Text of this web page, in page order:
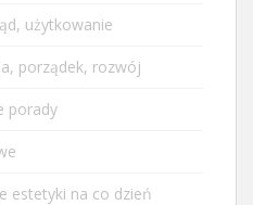
użytkowanie
porządek, rozwój
porady
estetyki na co dzień